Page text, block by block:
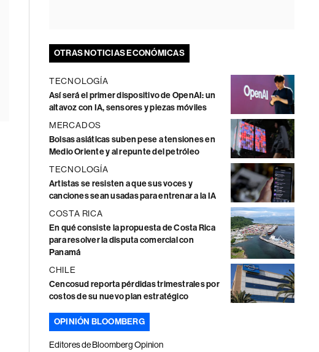
OTRAS NOTICIAS ECONÓMICAS
TECNOLOGÍA
Así será el primer dispositivo de OpenAI: un
altavoz con IA, sensores y piezas móviles
MERCADOS
Bolsas asiáticas suben pese a tensiones en
Medio Oriente y al repunte del petróleo
TECNOLOGÍA
Artistas se resisten a que sus voces y
canciones sean usadas para entrenar a la IA
COSTA RICA
En qué consiste la propuesta de Costa Rica
para resolver la disputa comercial con
Panamá
CHILE
Cencosud reporta pérdidas trimestrales por
costos de su nuevo plan estratégico
OPINIÓN BLOOMBERG
Editores de Bloomberg Opinion